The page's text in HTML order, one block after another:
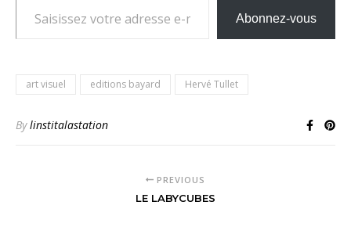
Abonnez-vous
art visuel editions bayard Hervé Tullet
Bylinstitalastation
PREVIOUS
LE LABYCUBES